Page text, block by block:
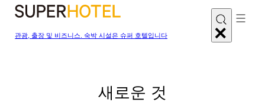
관광, 출장 및 비즈니스. 숙박 시설은 슈퍼 호텔입니다
새로운 것